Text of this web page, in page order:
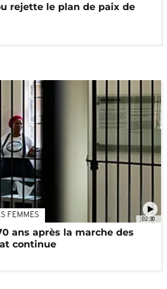
rejette le plan de paix de
02:30
FEMMES
ans après la marche des
continue